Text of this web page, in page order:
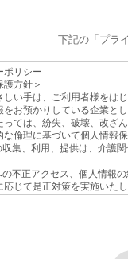
下記の「プラ
ポリシー
護方針＞
しい手は、ご利用者様をは
をお預かりしている企業と
っては、紛失、破壊、改ざ
倫理に基づいて個人情報
集、利用、提供は、介護
不正アクセス、個人情報
応じて是正対策を実施いたし
する法令およびその他の
に対応するための体制を整